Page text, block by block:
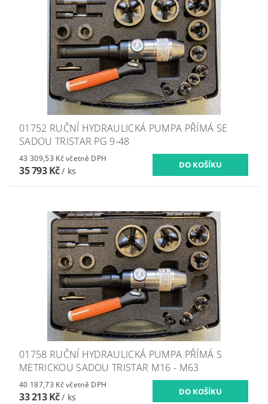
01752 RUČNÍ HYDRAULICKÁ PUMPA PŘÍMÁ SE
SADOU TRISTAR PG 9-48
43 309,53 Kč včetně DPH
35 793 Kč/ ks
01758 RUČNÍ HYDRAULICKÁ PUMPA PŘÍMÁ S
METRICKOU SADOU TRISTAR M16 - M63
40 187,73 Kč včetně DPH
33 213 Kč/ ks